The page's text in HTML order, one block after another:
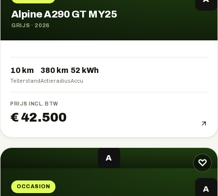
Alpine A290 GT MY25
GRIJS · 2026
10 km
Tellerstand
380 km
Actieradius
52 kWh
Accu
PRIJS INCL. BTW
€ 42.500
♡
A
OCCASION A